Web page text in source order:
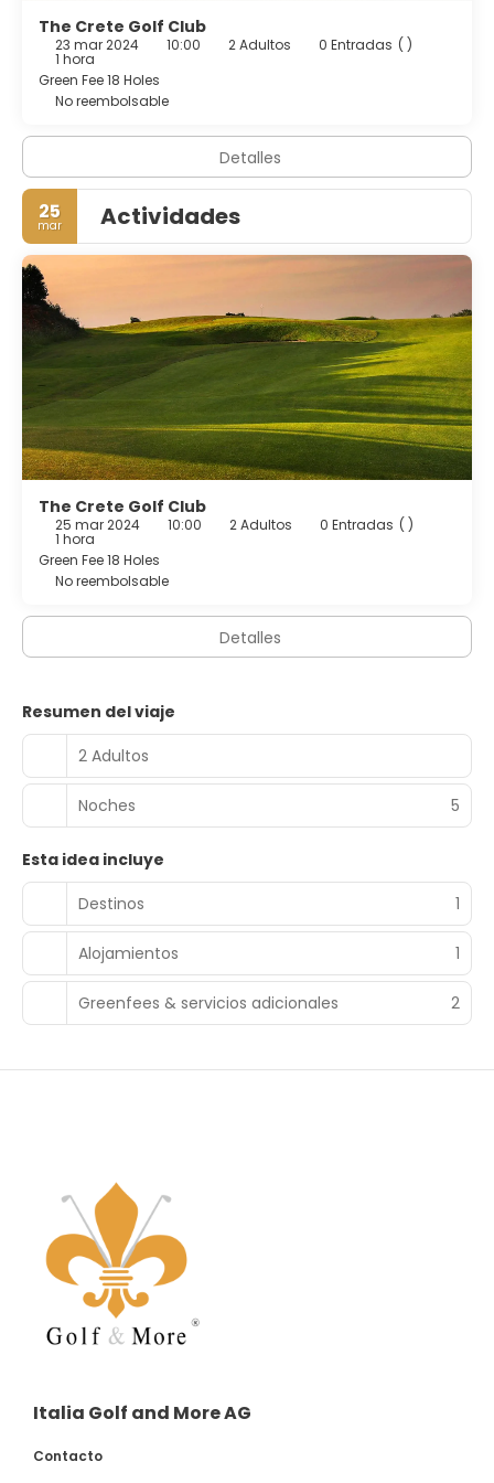
The Crete Golf Club
23 mar 2024 10:00 2 Adultos 0 Entradas ( )
1 hora
Green Fee 18 Holes
No reembolsable
Detalles
25
mar Actividades
The Crete Golf Club
25 mar 2024 10:00 2 Adultos 0 Entradas ( )
1 hora
Green Fee 18 Holes
No reembolsable
Detalles
Resumen del viaje
2 Adultos
Noches 5
Esta idea incluye
Destinos
1
Alojamientos 1
Greenfees & servicios adicionales 2
Italia Golf and More AG
Contacto